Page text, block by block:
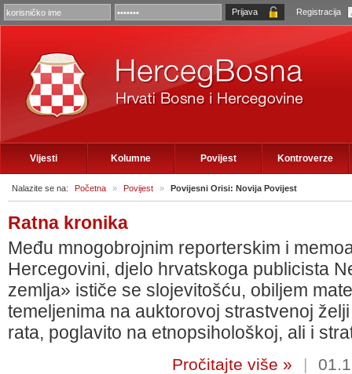
Registracija
Vijesti Kolumne Povijest Kontroverze
Nalazite se na: Početna » Povijest » Povijesni Orisi: Novija Povijest
Ratna kronika
Među mnogobrojnim reporterskim i
Hercegovini, djelo hrvatskoga publicista
zemlja» ističe se slojevitošću, obiljem
temeljenima na auktorovoj strastvenoj
rata, poglavito na etnopsihološkoj, ali i
Pročitajte više » |